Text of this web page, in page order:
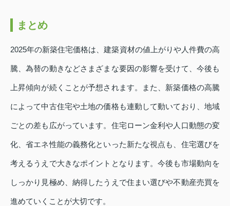
まとめ
2025年の新築住宅価格は、建築資材の値上がりや人件費の高
騰、為替の動きなどさまざまな要因の影響を受けて、今後も
上昇傾向が続くことが予想されます。また、新築価格の高騰
によって中古住宅や土地の価格も連動して動いており、地域
ごとの差も広がっています。住宅ローン金利や人口動態の変
化、省エネ性能の義務化といった新たな視点も、住宅選びを
考えるうえで大きなポイントとなります。今後も市場動向を
しっかり見極め、納得したうえで住まい選びや不動産売買を
進めていくことが大切です。